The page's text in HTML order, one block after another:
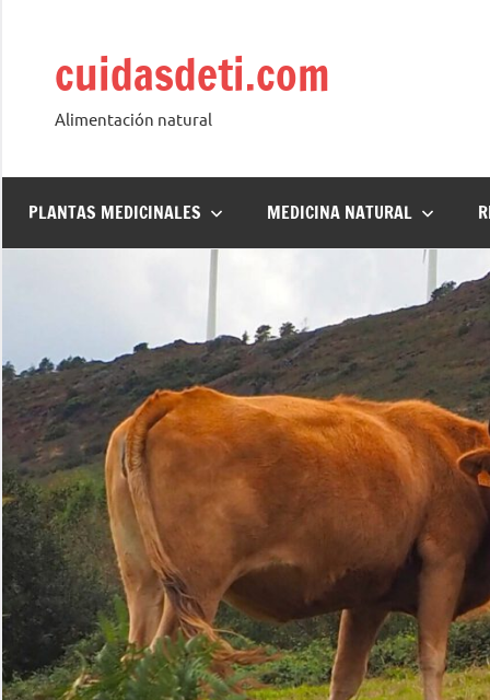
contenidocuidasdeti.com
Alimentación natural
PLANTAS MEDICINALES MEDICINA NATURAL